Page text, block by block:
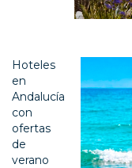
Hoteles
en
Andalucía
con
ofertas
de
verano